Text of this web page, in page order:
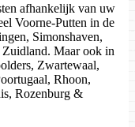
afhankelijk van uw
Voorne-Putten in de
Simonshaven,
Maar ook in
Zwartewaal,
Rhoon,
Rozenburg &